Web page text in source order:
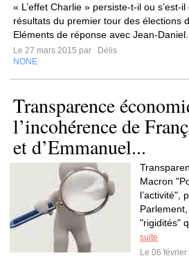
« L’effet Charlie » persiste-t-il ou s’est-
résultats du premier tour des élections
Eléments de réponse avec Jean-
Le 27 mars 2015 par
Délis
NONE
Transparence
l’incohérence de
et d’Emmanuel...
Macron
l’activité",
"rigidités"
suite
Le 06